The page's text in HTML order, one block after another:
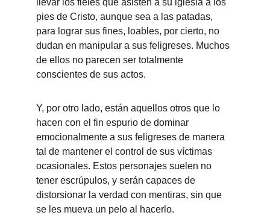
llevar los fieles que asisten a su iglesia a los
pies de Cristo, aunque sea a las patadas,
para lograr sus fines, loables, por cierto, no
dudan en manipular a sus feligreses. Muchos
de ellos no parecen ser totalmente
conscientes de sus actos.
Y, por otro lado, están aquellos otros que lo
hacen con el fin espurio de dominar
emocionalmente a sus feligreses de manera
tal de mantener el control de sus víctimas
ocasionales. Estos personajes suelen no
tener escrúpulos, y serán capaces de
distorsionar la verdad con mentiras, sin que
se les mueva un pelo al hacerlo.